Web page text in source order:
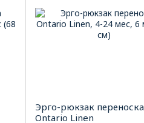
Эрго-рюкзак переноска
Ontario Linen